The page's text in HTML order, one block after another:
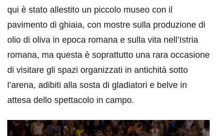
qui è stato allestito un piccolo museo con il
pavimento di ghiaia, con mostre sulla produzione di
olio di oliva in epoca romana e sulla vita nell’Istria
romana, ma questa è soprattutto una rara occasione
di visitare gli spazi organizzati in antichità sotto
l’arena, adibiti alla sosta di gladiatori e belve in
attesa dello spettacolo in campo.